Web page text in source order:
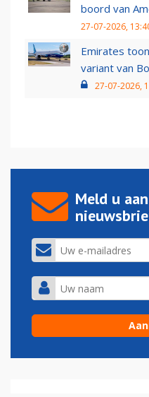
boord van
27-07-2026,
Emirates
variant van
27-07-2026,
Meld u